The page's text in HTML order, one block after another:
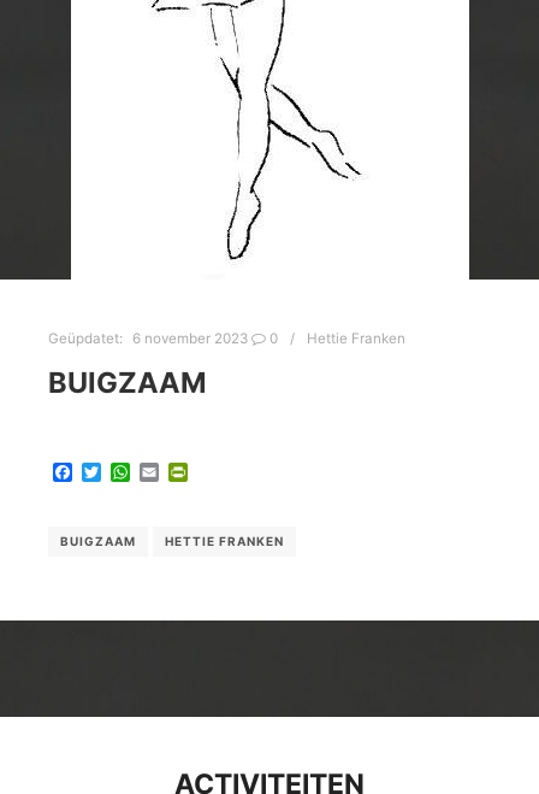
Geüpdatet: 6 november 2023 0 Hettie Franken
BUIGZAAM
Facebook
TwitterWhatsApp
Email
BUIGZAAM HETTIE FRANKEN
ACTIVITEITEN